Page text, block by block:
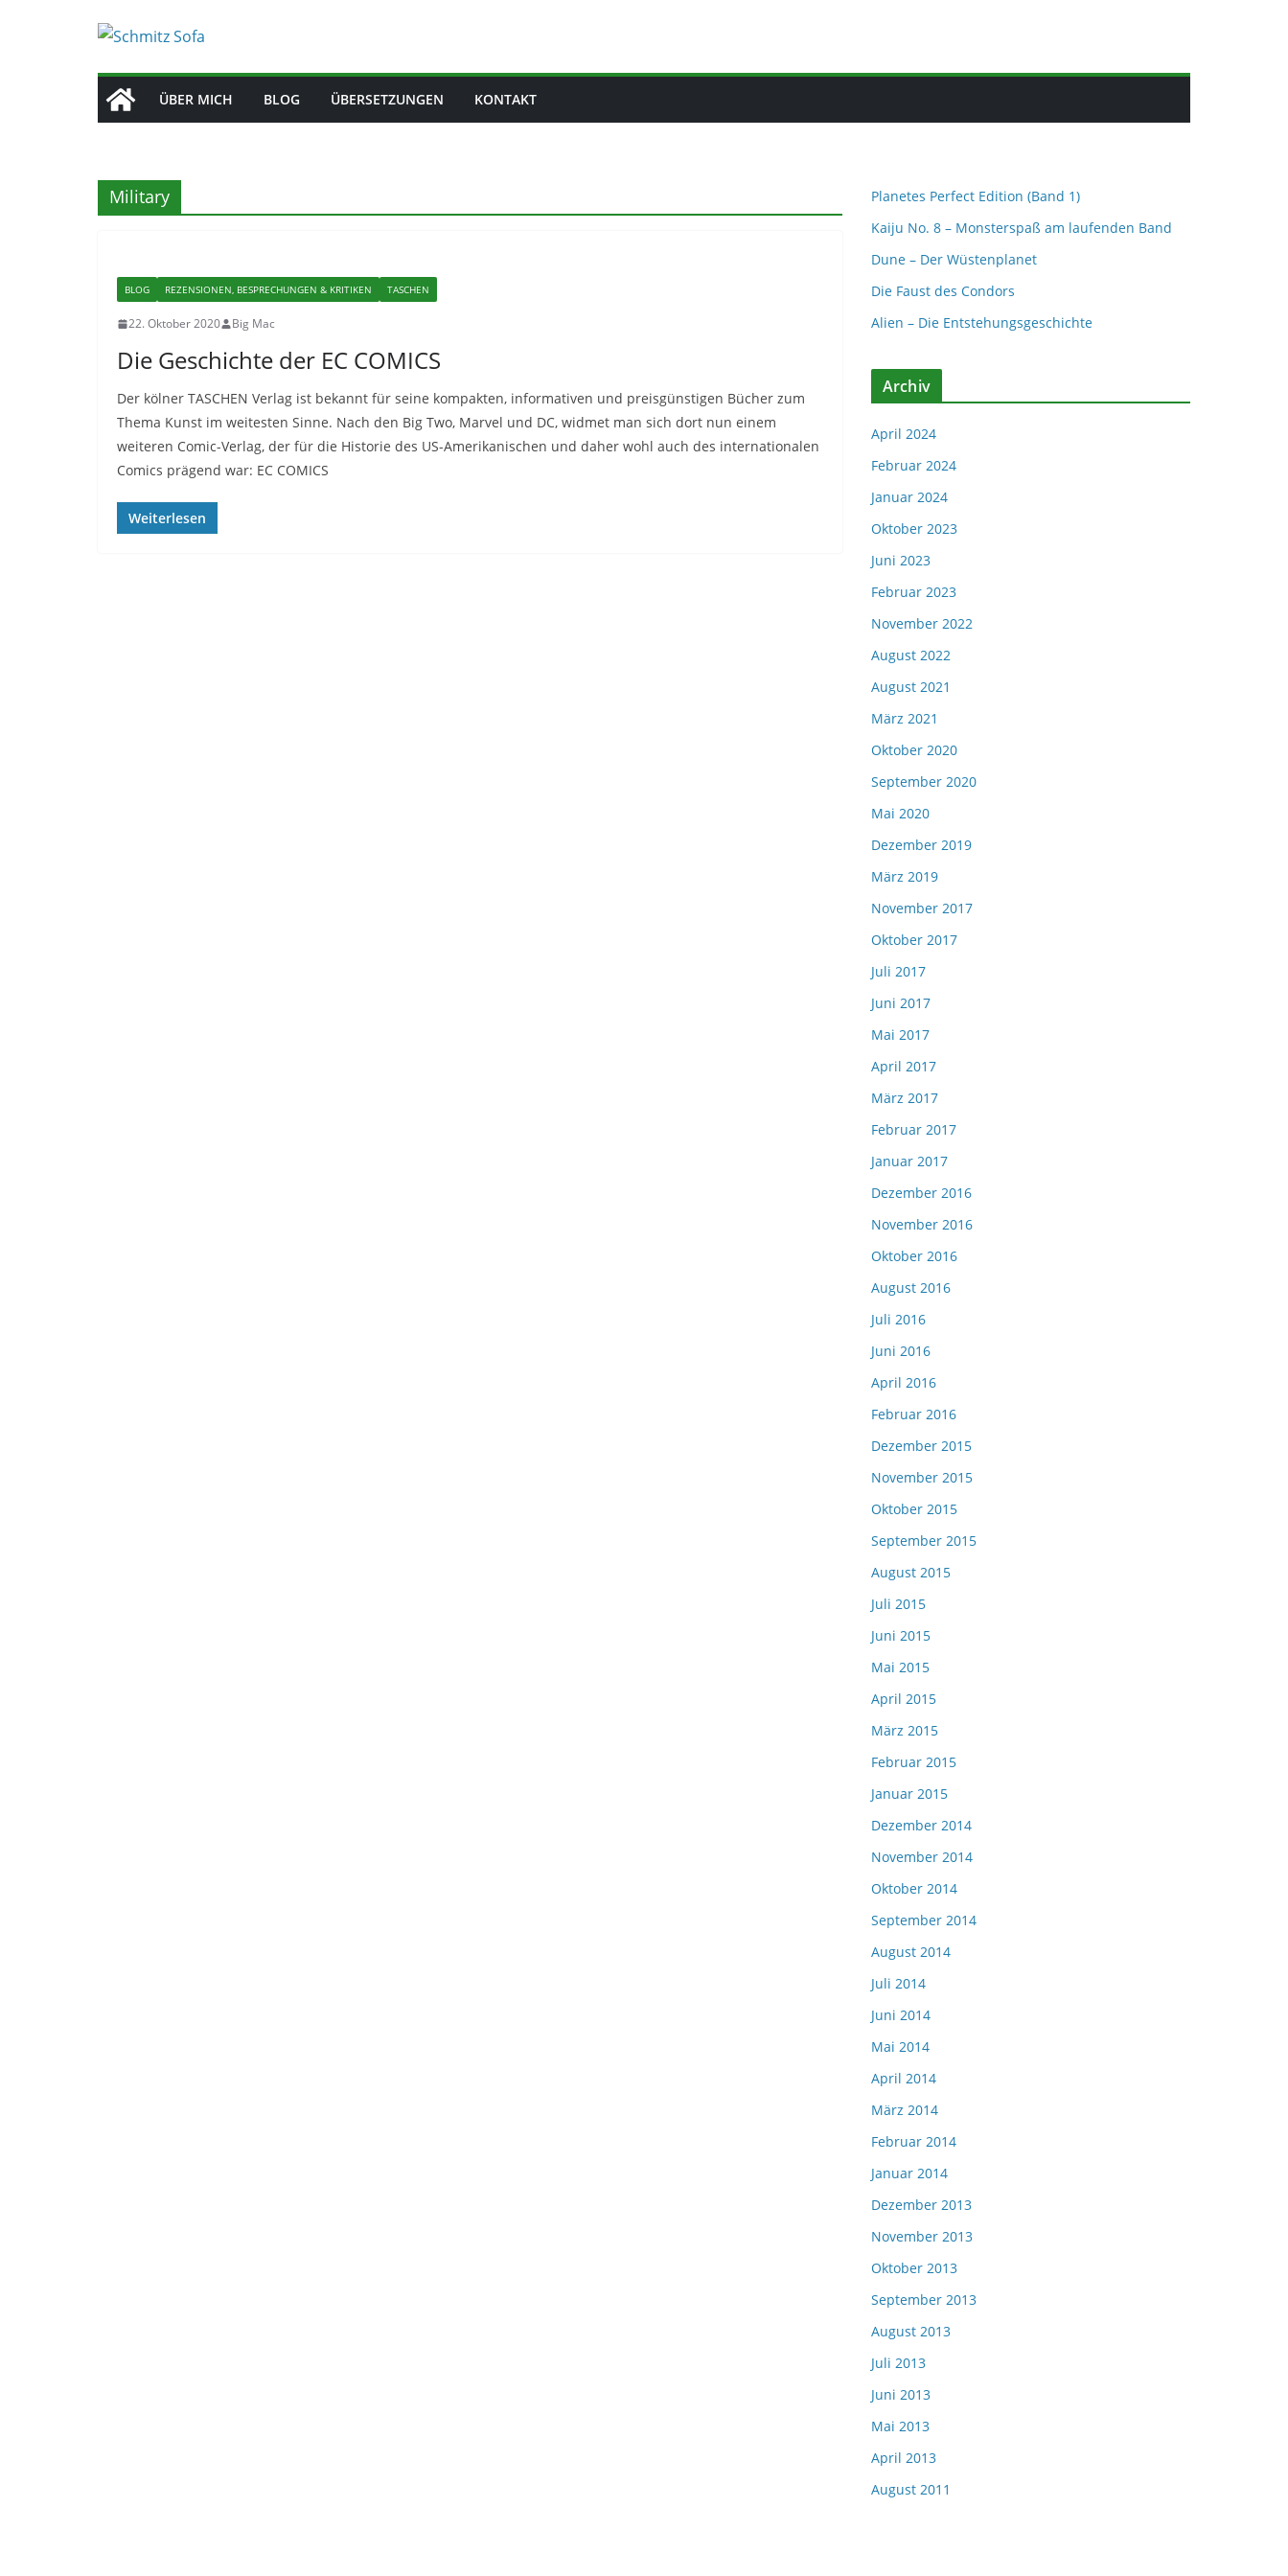
ÜBER MICH BLOG ÜBERSETZUNGEN KONTAKT
Military
BLOG REZENSIONEN, BESPRECHUNGEN & KRITIKEN TASCHEN
22. Oktober 2020 Big Mac
Die Geschichte der EC COMICS
Der kölner TASCHEN Verlag ist bekannt für seine kompakten, informativen und preisgünstigen Bücher zum
Thema Kunst im weitesten Sinne. Nach den Big Two, Marvel und DC, widmet man sich dort nun einem
weiteren Comic-Verlag, der für die Historie des US-Amerikanischen und daher wohl auch des internationalen
Comics prägend war: EC COMICS
Weiterlesen
Planetes Perfect Edition (Band 1)
Kaiju No. 8 – Monsterspaß am laufenden Band
Dune – Der Wüstenplanet
Die Faust des Condors
Alien – Die Entstehungsgeschichte
Archiv
April 2024
Februar 2024
Januar 2024
Oktober 2023
Juni 2023
Februar 2023
November 2022
August 2022
August 2021
März 2021
Oktober 2020
September 2020
Mai 2020
Dezember 2019
März 2019
November 2017
Oktober 2017
Juli 2017
Juni 2017
Mai 2017
April 2017
März 2017
Februar 2017
Januar 2017
Dezember 2016
November 2016
Oktober 2016
August 2016
Juli 2016
Juni 2016
April 2016
Februar 2016
Dezember 2015
November 2015
Oktober 2015
September 2015
August 2015
Juli 2015
Juni 2015
Mai 2015
April 2015
März 2015
Februar 2015
Januar 2015
Dezember 2014
November 2014
Oktober 2014
September 2014
August 2014
Juli 2014
Juni 2014
Mai 2014
April 2014
März 2014
Februar 2014
Januar 2014
Dezember 2013
November 2013
Oktober 2013
September 2013
August 2013
Juli 2013
Juni 2013
Mai 2013
April 2013
August 2011